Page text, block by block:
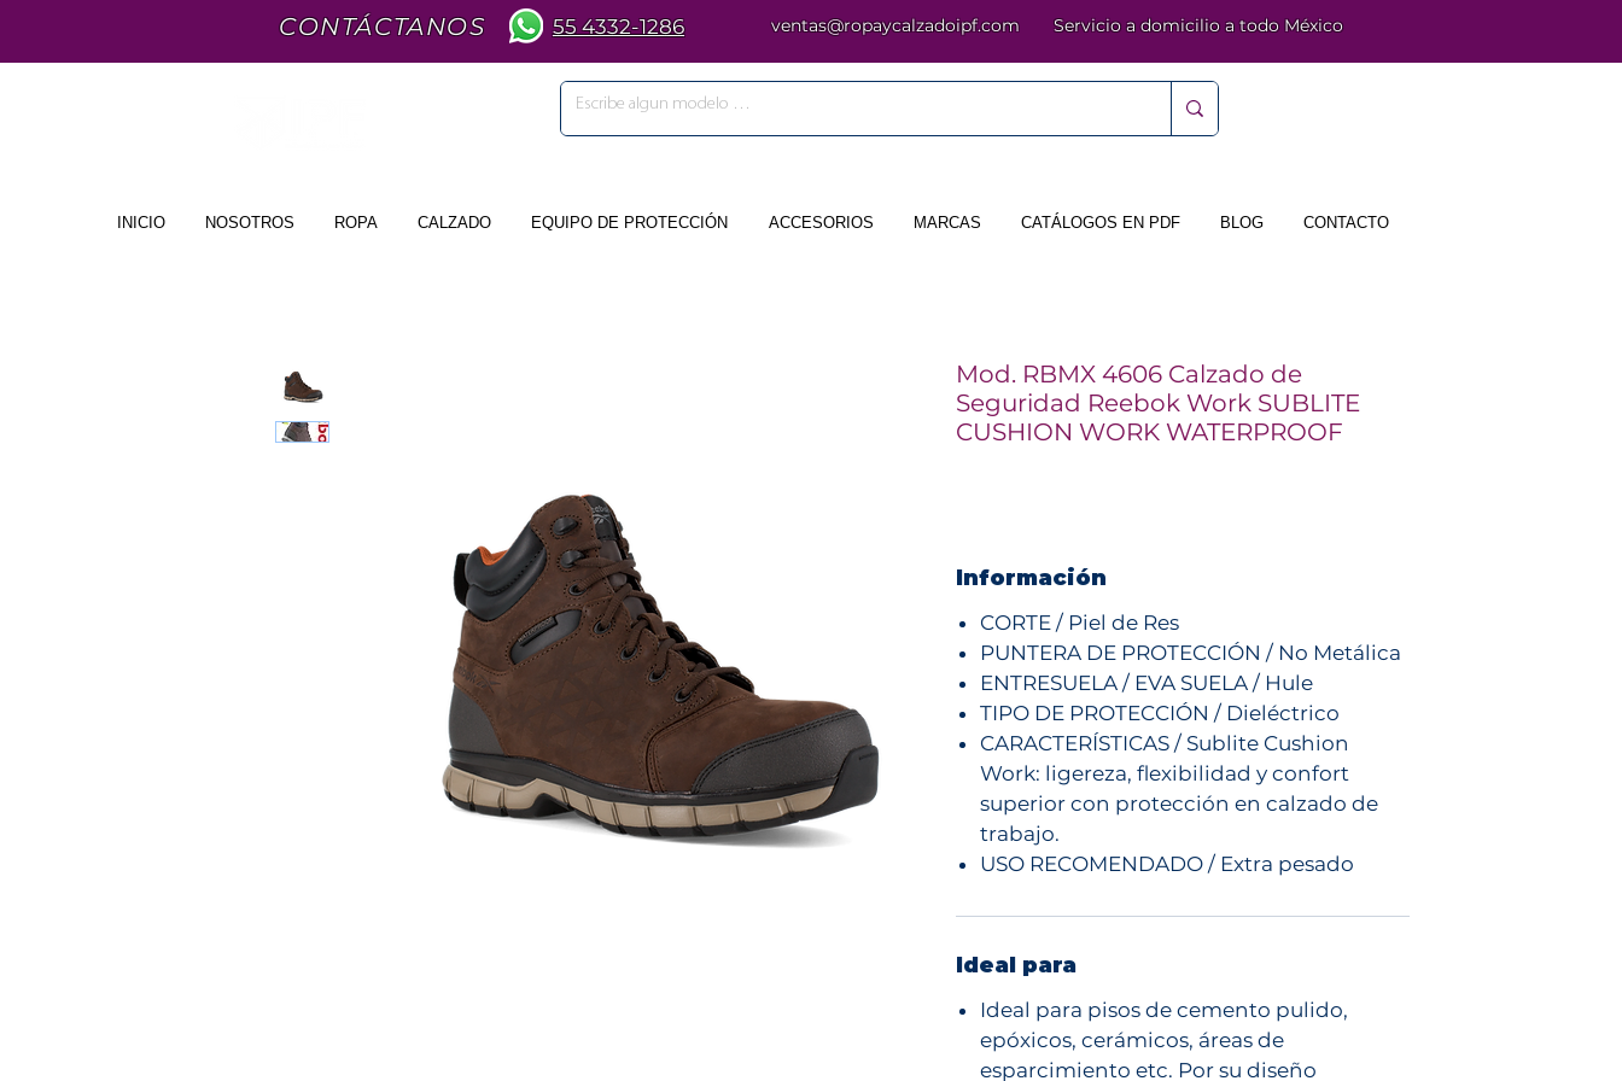
CONTÁCTANOS 55 4332-1286 ventas@ropaycalzadoipf.com Servicio a domicilio a todo México
INICIO NOSOTROS ROPA CALZADO EQUIPO DE PROTECCIÓN ACCESORIOS MARCAS CATÁLOGOS EN PDF BLOG CONTACTO
Mod. RBMX 4606 Calzado de
Seguridad Reebok Work SUBLITE
CUSHION WORK WATERPROOF
Información
CORTE / Piel de Res
PUNTERA DE PROTECCIÓN / No Metálica
ENTRESUELA / EVA SUELA / Hule
TIPO DE PROTECCIÓN / Dieléctrico
CARACTERÍSTICAS / Sublite Cushion
Work: ligereza, flexibilidad y confort
superior con protección en calzado de
trabajo.
USO RECOMENDADO / Extra pesado
Ideal para
Ideal para pisos de cemento pulido,
epóxicos, cerámicos, áreas de
esparcimiento etc. Por su diseño